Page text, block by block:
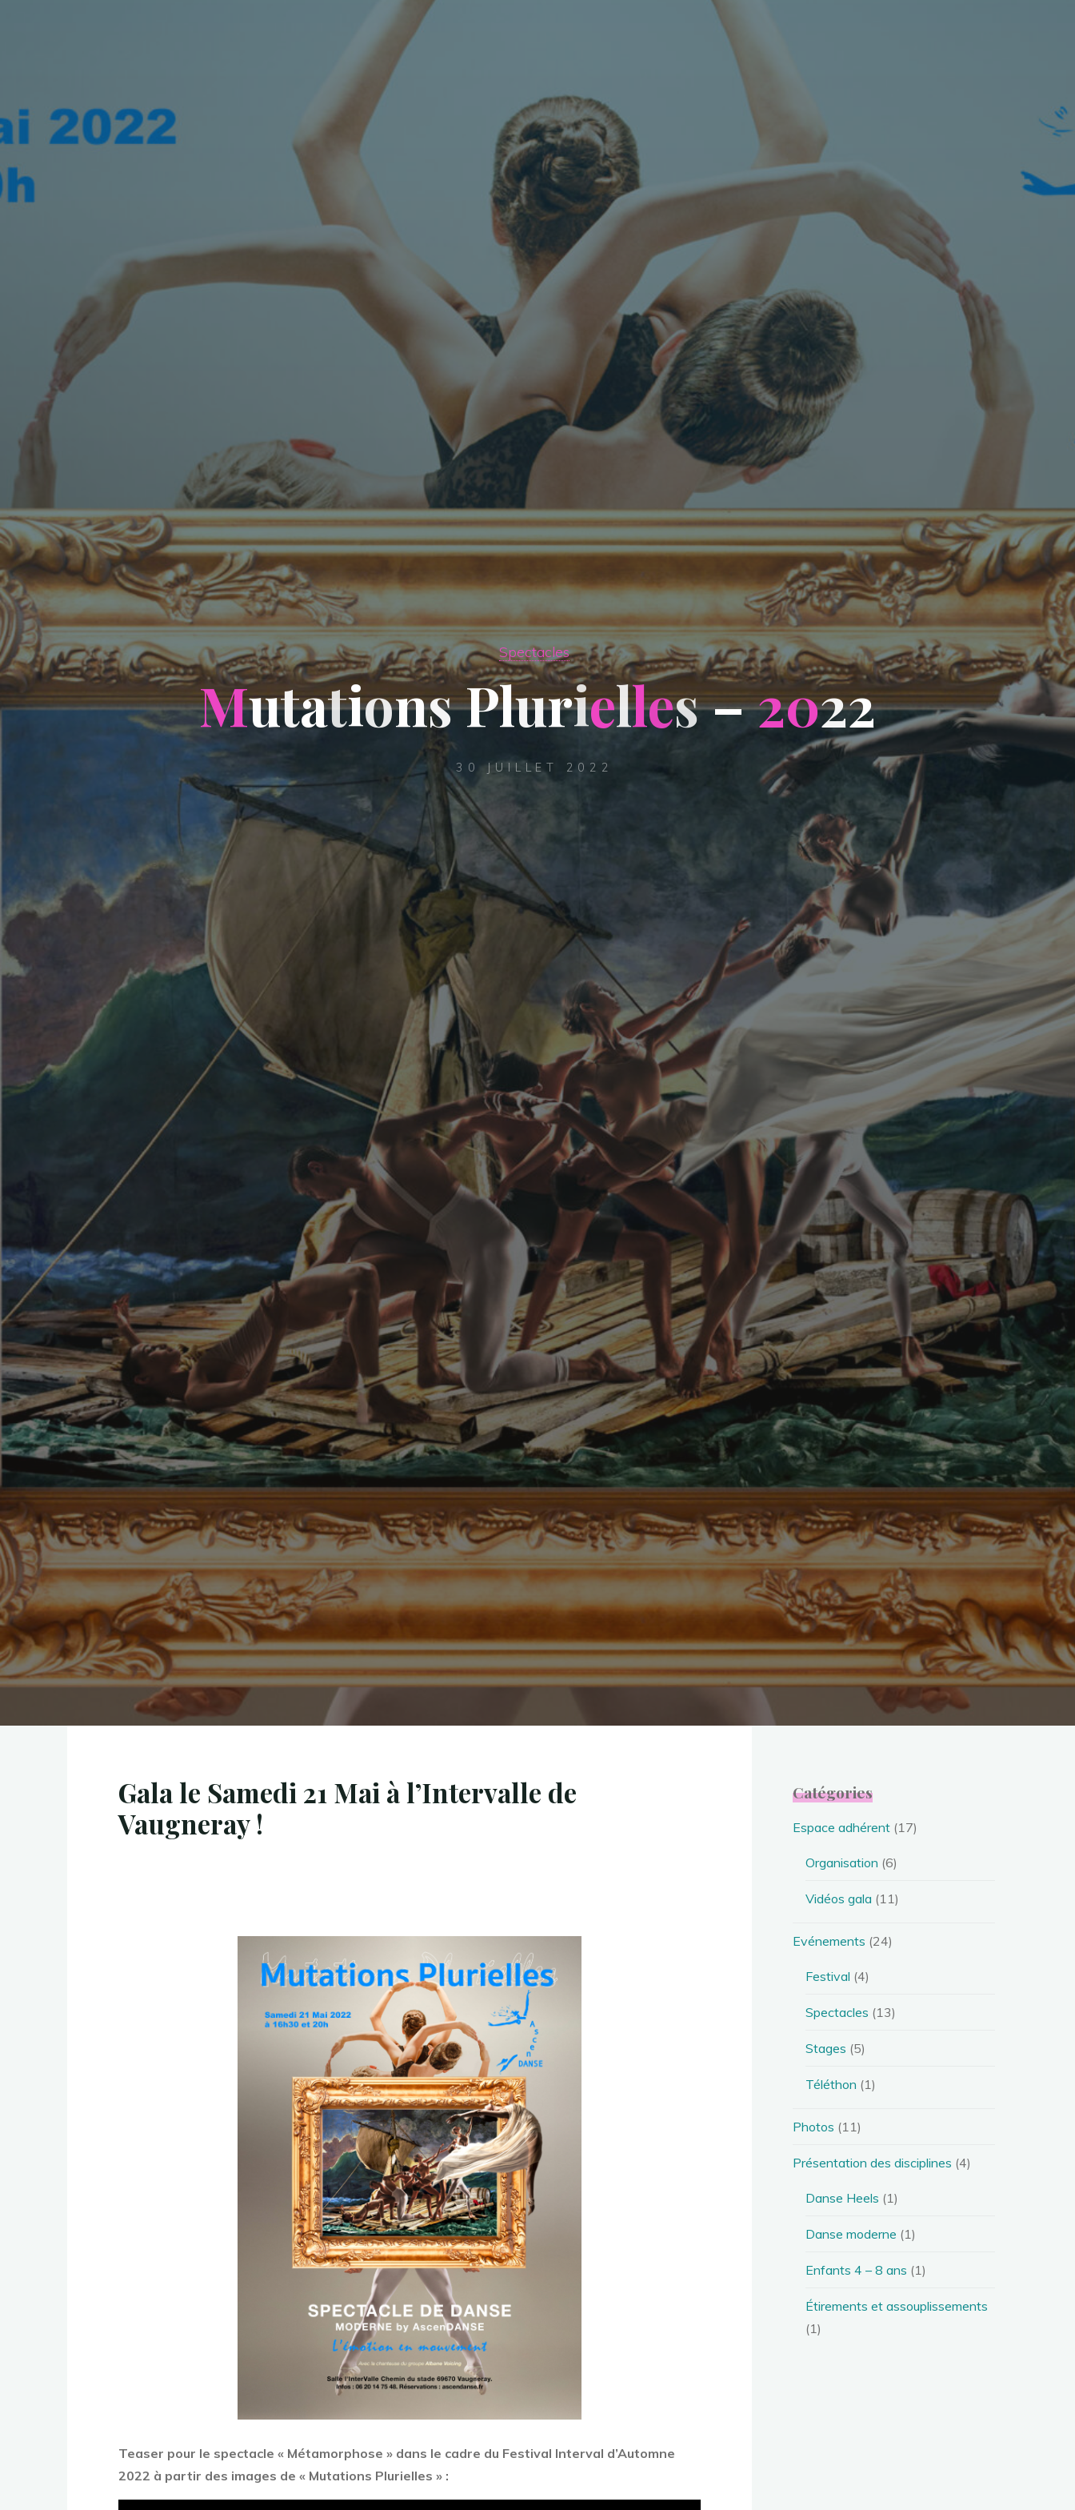
Spectacles
MuttationsPlurielles
s –2022
2
30 JUILLET 2022
Gala le Samedi 21 Mai à l’Intervalle de
Vaugneray !
Teaser pour le spectacle « Métamorphose » dans le cadre du Festival Interval d’Automne
2022 à partir des images de « Mutations Plurielles » :
Catégories
Espace adhérent (17)
Organisation (6)
Vidéos gala (11)
Evénements (24)
Festival (4)
Spectacles (13)
Stages (5)
Téléthon (1)
Photos (11)
Présentation des disciplines (4)
Danse Heels (1)
Danse moderne (1)
Enfants 4 – 8 ans (1)
Étirements et assouplissements
(1)